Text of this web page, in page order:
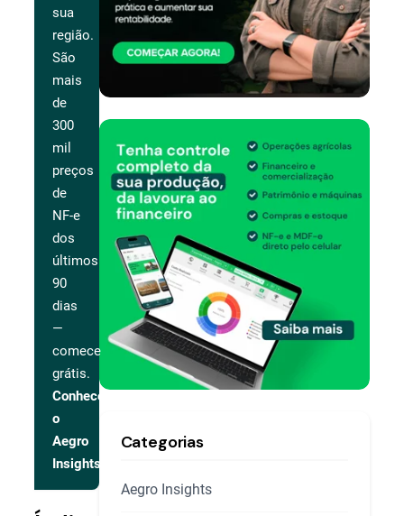
sua
região.
São
mais
de
300
mil
preços
de
NF-e
dos
últimos
90
dias
—
comece
grátis.
Conhecer
o
Aegro
Insights
Categorias
Aegro Insights